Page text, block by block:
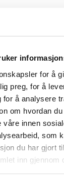
for å
preg, for å
for å analysere
om hvordan
innen
som
du har gjort
inn gjennom